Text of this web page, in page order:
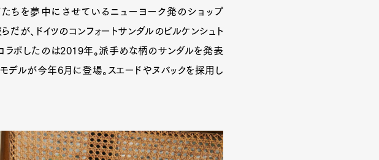
ちを夢中にさせているニューヨーク発のショップ
だが、ドイツのコンフォートサンダルのビルケンシュト
ラボしたのは2019年。派手めな柄のサンダルを発表
デルが今年6月に登場。スエードやヌバックを採用し